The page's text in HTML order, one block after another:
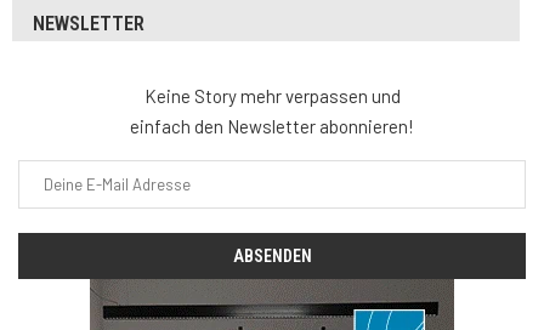
NEWSLETTER
Keine Story mehr verpassen und
einfach den Newsletter abonnieren!